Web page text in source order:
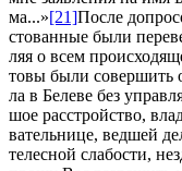
ма...»[21]По­сле
сто­ван­ные бы­ли
ляя о всем
то­вы бы­ли со­вер­шить
ла в Беле­ве без
шое рас­строй­ство,
ва­тель­ни­це, вед­шей
те­лес­ной сла­бо­сти,